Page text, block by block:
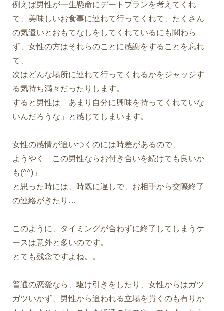
例えば男性が一生懸命にデートプランを考えてくれ
て、美味しいお食事に連れて行ってくれて、たくさん
の気遣いとおもてなしをしてくれているにも関わら
ず、女性の方はそれらのことに感謝をすることを忘れ
て、
次はどんな場所に連れて行ってくれるかをジャッジす
る気持ち満々だったりします。
すると男性は「あまり自分に興味を持ってくれていな
いんだろうな」と感じてしまいます。
女性の感情が追いつくのには時差があるので、
ようやく「この男性ならお付き合いを続けても良いか
も(^^)」
と思った時には、時既に遅しで、お相手から交際終了
の連絡がきたり…
このように、タイミングが合わずに終了してしまうケ
ースは意外と多いのです。
とても残念ですよね。。
普通の恋愛なら、駆け引きをしたり、女性からはガツ
ガツいかず、男性から追われる立場を貫くのも有りか